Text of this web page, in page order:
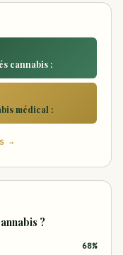
cannabis :
médical :
→
?
68%